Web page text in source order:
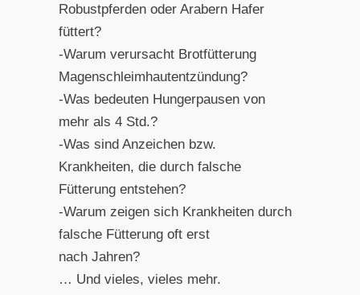
Robustpferden oder Arabern Hafer
füttert?
-Warum verursacht Brotfütterung
Magenschleimhautentzündung?
-Was bedeuten Hungerpausen von
mehr als 4 Std.?
-Was sind Anzeichen bzw.
Krankheiten, die durch falsche
Fütterung entstehen?
-Warum zeigen sich Krankheiten durch
falsche Fütterung oft erst
nach Jahren?
… Und vieles, vieles mehr.